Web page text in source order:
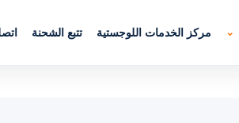
مركز الخدمات اللوجستية تتبع الشحنة